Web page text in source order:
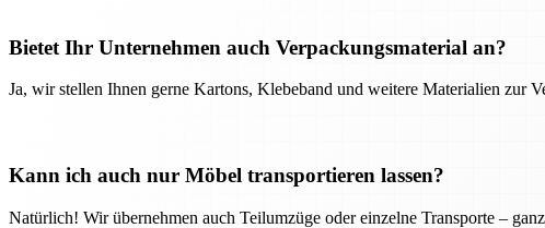
Bietet Ihr Unternehmen auch Verpackungsmaterial an?
Ja, wir stellen Ihnen gerne Kartons, Klebeband und weitere Materialien zur
Kann ich auch nur Möbel transportieren lassen?
Natürlich! Wir übernehmen auch Teilumzüge oder einzelne Transporte –